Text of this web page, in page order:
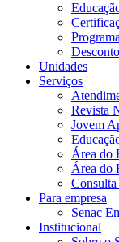
Unidades
Serviços
Revista
Jovem
Área do
Área do
Para empresa
Senac
Institucional